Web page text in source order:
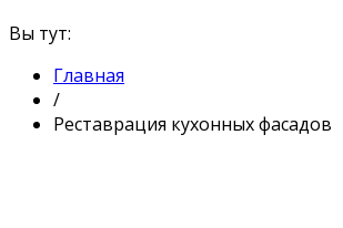
Вы тут:
Главная
/
Реставрация кухонных фасадов